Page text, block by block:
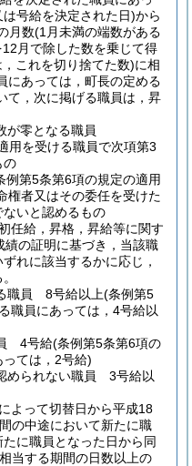
号給を決定された日)から
月数(1月未満の端数がある
12月で除した数を乗じて得
これを切り捨てた数)に相
にあっては，町長の定める
て，次に掲げる職員は，昇
が零となる職員
用を受ける職員で次項第3
の
例第5条第6項の規定の適用
権者又はその委任を受けた
いと認めるもの
任給，昇格，昇給等に関す
の証明に基づき，当該職
れに該当するかに応じ，
職員 8号給以上(条例第5
職員にあっては，4号給以
4号給(条例第5条第6項の
ては，2号給)
められない職員 3号給以
よって切替日から平成18
の中途において新たに職
に職員となった日から同
当する期間の日数以上の